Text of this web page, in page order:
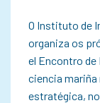
O Instituto de
organiza os
el Encontro de
ciencia
estratégica,